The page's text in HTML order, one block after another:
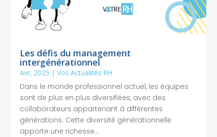
Les défis du management
intergénérationnel
Avr, 2025 |Vos Actualités RH
Dans le monde professionnel actuel, les équipes
sont de plus en plus diversifiées, avec des
collaborateurs appartenant à différentes
générations. Cette diversité générationnelle
apporte une richesse...